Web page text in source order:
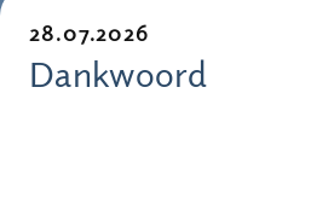
28.07.2026
Dankwoord